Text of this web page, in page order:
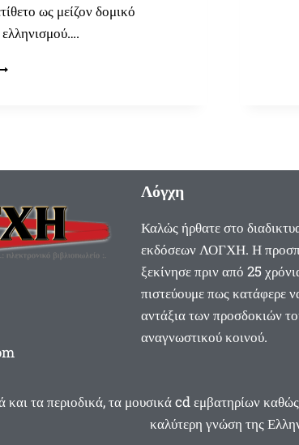
ως μείζον δομικό
Λόγχη
Καλώς ήρθατε στο
εκδόσεων ΛΟΓΧΗ. Η
ξεκίνησε πριν από 25
πιστεύουμε πως κατάφερε
αντάξια των προσδοκιών
αναγνωστικού κοινού.
και τα περιοδικά, τα μουσικά cd εμβατηρίων
καλύτερη γνώση της